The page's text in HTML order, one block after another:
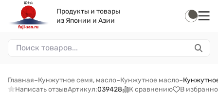
Продукты и товары
из Японии и Азии
Главная–Кунжутное семя, масло–Кунжутное масло–
Написать отзывАртикул:039428 К сравнению В